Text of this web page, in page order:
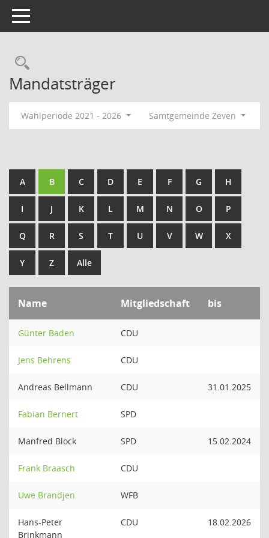
Toggle navigation
Rechercheauswahl
Mandatsträger
Wahlperiode 2021 - 2026 Samtgemeinde Zeven
A B C D E F G H
I J K L M N O P
Q R S T U V W X
Y Z Alle
Name Mitgliedschaft bis
Günter Baden CDU
Jens Behrens CDU
Andreas Bellmann CDU 31.01.2025
Fabian Bernert SPD
Manfred Block SPD 15.02.2024
Frank Braasch CDU
Uwe Brandjen WFB
Hans-Peter
Brinkmann
CDU 18.02.2026